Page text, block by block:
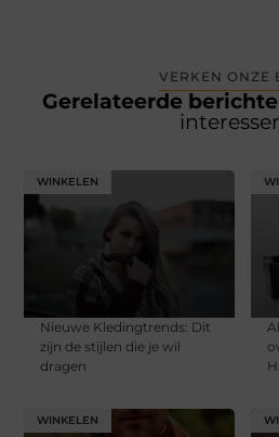
VERKEN ONZE
Gerelateerde
WINKELEN
Nieuwe Kledingtrends: Dit
zijn de stijlen die je wil
dragen
WINKELEN